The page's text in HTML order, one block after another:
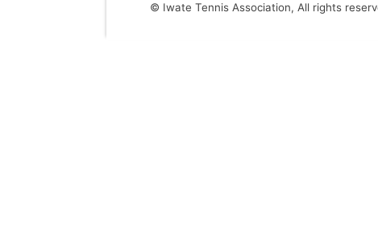
© Iwate Tennis Association, All rights